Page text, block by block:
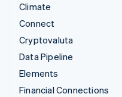
Climate
Connect
Cryptovaluta
Data Pipeline
Elements
Financial Connections